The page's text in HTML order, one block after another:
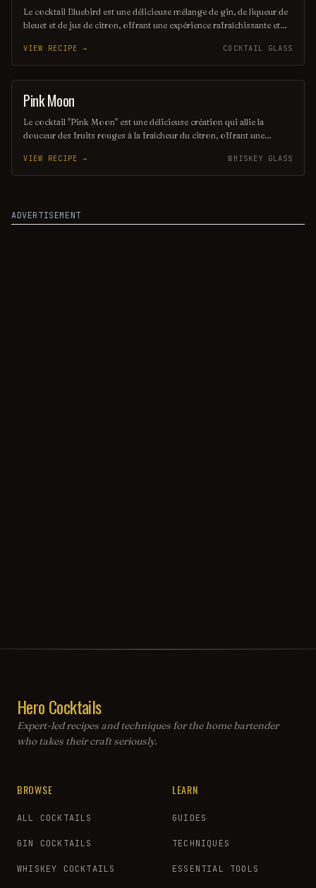
Le cocktail Bluebird est une délicieuse mélange de gin, de liqueur de
bleuet et de jus de citron, offrant une expérience rafraîchissante et
parfait pour les soirées estivales. Savourez ce breuvage élégant, qui
évoque la légèreté et la joie des jours ensoleillés.
VIEW RECIPE → COCKTAIL GLASS
COCKTAIL
Pink Moon
Le cocktail "Pink Moon" est une délicieuse création qui allie la
douceur des fruits rouges à la fraîcheur du citron, offrant une
les soirées d'été sous les étoiles, parfait pour célébrer des moments
spéciaux. Avec une touche de gin et un soupçon de tonic, ce cocktail
VIEW RECIPE → WHISKEY GLASS
ADVERTISEMENT
Hero Cocktails
Expert-led recipes and techniques for the home bartender
who takes their craft seriously.
BROWSE
ALL COCKTAILS
GIN COCKTAILS
WHISKEY COCKTAILS
LEARN
GUIDES
TECHNIQUES
ESSENTIAL TOOLS